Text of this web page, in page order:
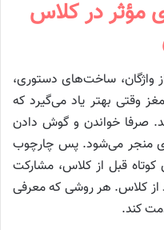
مؤثر در کلاس
واژگان، ساخت‌های دستوری،
وقتی بهتر یاد می‌گیرد که
صرفا خواندن و گوش دادن
منجر می‌شود. پس چارچوب
قبل از کلاس، مشارکت
از کلاس. هر روشی که معرفی
کند.